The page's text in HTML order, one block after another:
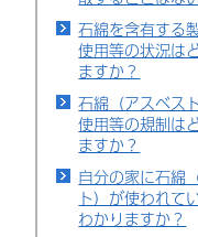
石綿を含有する
使用等の状況は
ますか？
石綿（アスベス
使用等の規制は
ますか？
自分の家に石綿
ト）が使われて
わかりますか？